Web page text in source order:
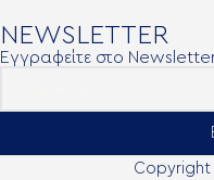
NEWSLETTER
Εγγραφείτε στο Newsletter
Copyright